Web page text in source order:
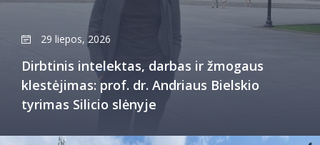
29 liepos, 2026
Dirbtinis intelektas, darbas ir žmogaus
klestėjimas: prof. dr. Andriaus Bielskio
tyrimas Silicio slėnyje